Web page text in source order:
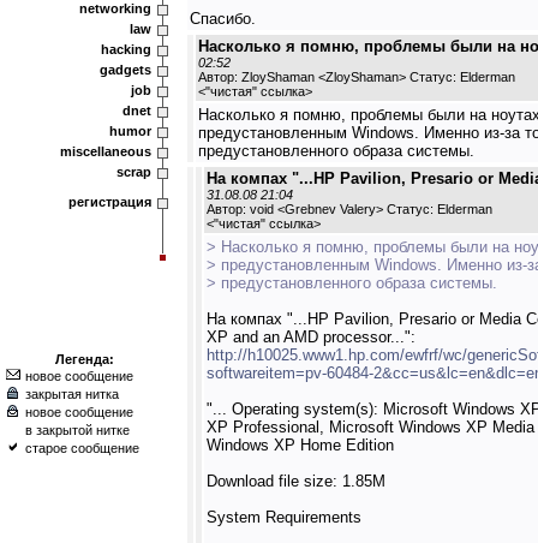
networking
law
hacking
gadgets
job
dnet
humor
miscellaneous
scrap
регистрация
Легенда:
новое сообщение
закрытая нитка
новое сообщение
в закрытой нитке
старое сообщение
Спасибо.
Насколько я помню, проблемы были на
02:52
Автор: ZloyShaman <ZloyShaman> Статус: Elderman
<"чистая" ссылка>
Насколько я помню, проблемы были на
предустановленным Windows. Именно из-за
предустановленного образа системы.
На компах "...HP Pavilion, Presario or
31.08.08 21:04
Автор: void <Grebnev Valery> Статус: Elderman
<"чистая" ссылка>
> Насколько я помню, проблемы были на
> предустановленным Windows. Именно из-
> предустановленного образа системы.
На компах "...HP Pavilion, Presario or Media
XP and an AMD processor...":
http://h10025.www1.hp.com/ewfrf/wc/
softwareitem=pv-60484-
"... Operating system(s): Microsoft Windows
XP Professional, Microsoft Windows XP
Windows XP Home Edition
Download file size: 1.85M
System Requirements